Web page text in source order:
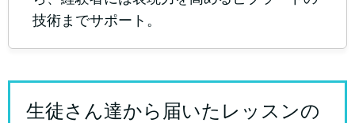
技術までサポート。
生徒さん達から届いたレッスンの